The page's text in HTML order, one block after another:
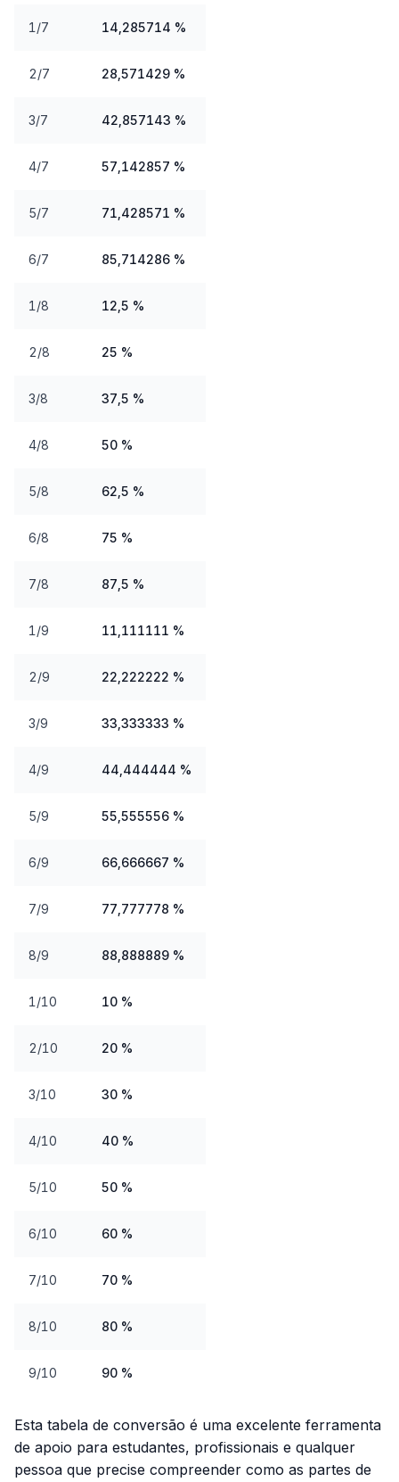
1/7 14,285714 %
2/7 28,571429 %
3/7 42,857143 %
4/7 57,142857 %
5/7 71,428571 %
6/7 85,714286 %
1/8 12,5 %
2/8 25 %
3/8 37,5 %
4/8 50 %
5/8 62,5 %
6/8 75 %
7/8 87,5 %
1/9 11,111111 %
2/9 22,222222 %
3/9 33,333333 %
4/9 44,444444 %
5/9 55,555556 %
6/9 66,666667 %
7/9 77,777778 %
8/9 88,888889 %
1/10 10 %
2/10 20 %
3/10 30 %
4/10 40 %
5/10 50 %
6/10 60 %
7/10 70 %
8/10 80 %
9/10 90 %
Esta tabela de conversão é uma excelente ferramenta
de apoio para estudantes, profissionais e qualquer
pessoa que precise compreender como as partes de